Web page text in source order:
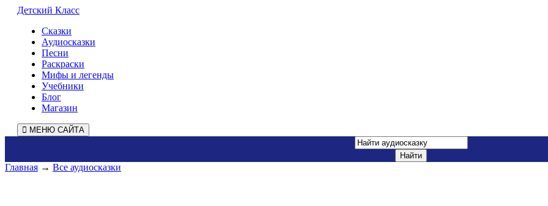
Детский Класс
Сказки
Аудиосказки
Песни
Раскраски
Мифы и легенды
Учебники
Блог
Магазин
МЕНЮ САЙТА
Главная → Все аудиосказки